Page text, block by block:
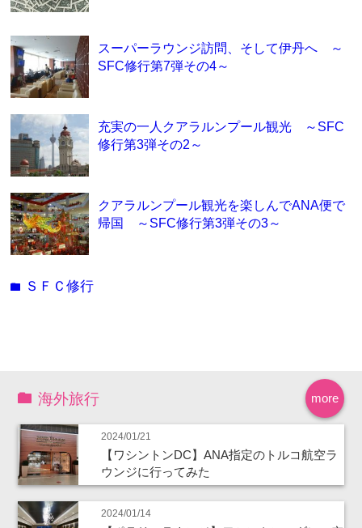
スーパーラウンジ訪問、そして伊丹へ ～
SFC修行第7弾その4～
充実の一人クアラルンプール観光 ～SFC
修行第3弾その2～
クアラルンプール観光を楽しんでANA便で
帰国 ～SFC修行第3弾その3～
folder ＳＦＣ修行
more
海外旅行
2024/01/21
【ワシントンDC】ANA指定のトルコ航空ラ
ウンジに行ってみた
2024/01/14